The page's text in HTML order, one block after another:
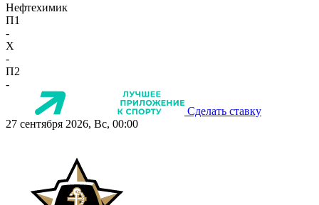
Нефтехимик
П1
-
X
-
П2
-
Сделать ставку
27 сентября 2026, Вс, 00:00